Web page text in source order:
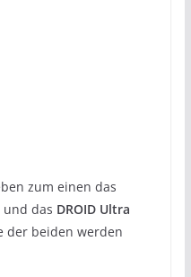
zum einen das
und das DROID Ultra
der beiden werden